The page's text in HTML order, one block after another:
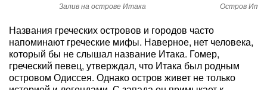
Залив на острове Итака Остров
Названия греческих островов и городов часто
напоминают греческие мифы. Наверное, нет человека,
который бы не слышал название Итака. Гомер,
греческий певец, утверждал, что Итака был родным
островом Одиссея. Однако остров живет не только